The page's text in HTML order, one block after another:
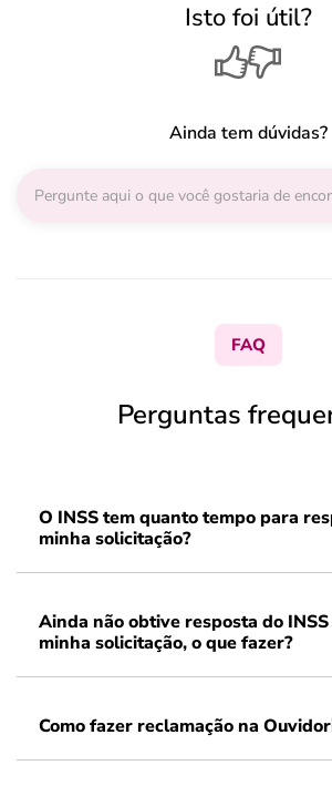
Isto foi útil?
Ainda tem dúvidas?
FAQ
Perguntas
O INSS tem quanto tempo para
minha solicitação?
Ainda não obtive resposta do
minha solicitação, o que fazer?
Como fazer reclamação na